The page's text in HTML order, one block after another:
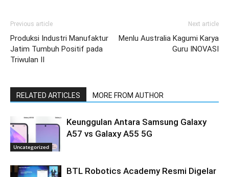
Previous article
Produksi Industri Manufaktur
Jatim Tumbuh Positif pada
Triwulan II
Next article
Menlu Australia Kagumi Karya
Guru INOVASI
RELATED ARTICLES MORE FROM AUTHOR
Uncategorized
Keunggulan Antara Samsung Galaxy
A57 vs Galaxy A55 5G
BTL Robotics Academy Resmi Digelar